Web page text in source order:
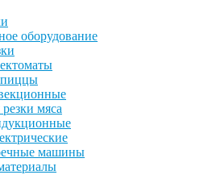
оборудование
мяса
машины